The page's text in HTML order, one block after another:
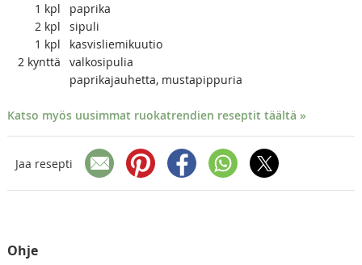
1 kpl
paprika
2 kpl
sipuli
1 kpl
kasvisliemikuutio
2 kynttä
valkosipulia
paprikajauhetta, mustapippuria
Katso myös uusimmat ruokatrendien reseptit täältä »
Jaa resepti
Ohje